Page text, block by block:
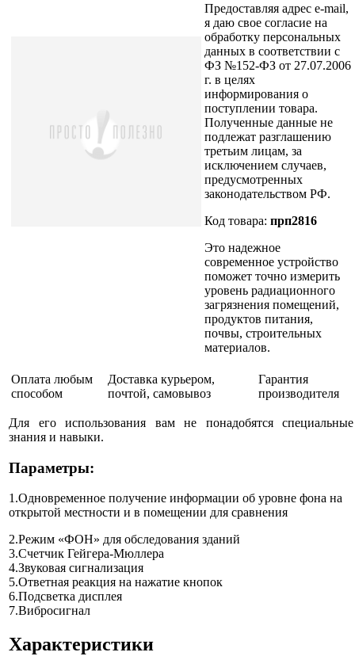
Предоставляя адрес e-mail,
я даю свое согласие на
обработку персональных
данных в соответствии с
ФЗ №152-ФЗ от 27.07.2006
г. в целях
информирования о
поступлении товара.
Полученные данные не
подлежат разглашению
третьим лицам, за
исключением случаев,
предусмотренных
законодательством РФ.
Код товара: прп2816
Это надежное
современное устройство
поможет точно измерить
уровень радиационного
загрязнения помещений,
продуктов питания,
почвы, строительных
материалов.
Оплата любым
способом
Доставка курьером,
почтой, самовывоз
Гарантия
производителя
Для его использования вам не понадобятся специальные
знания и навыки.
Параметры:
1.Одновременное получение информации об уровне фона на
открытой местности и в помещении для сравнения
2.Режим «ФОН» для обследования зданий
3.Счетчик Гейгера-Мюллера
4.Звуковая сигнализация
5.Ответная реакция на нажатие кнопок
6.Подсветка дисплея
7.Вибросигнал
Характеристики